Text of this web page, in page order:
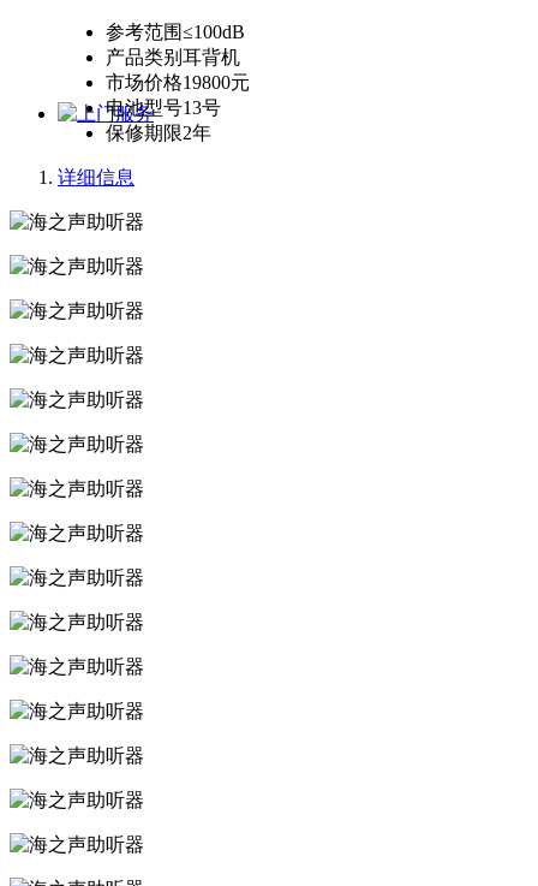
参考范围≤100dB
产品类别 耳背机
市场价格19800元
电池型号13号
保修期限2年
详细信息